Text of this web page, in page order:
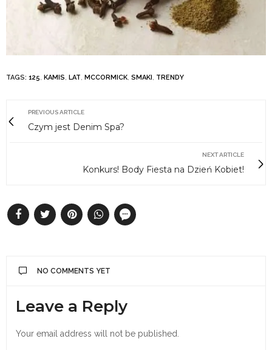
TAGS: 125, KAMIS, LAT, MCCORMICK, SMAKI , TRENDY
PREVIOUS ARTICLE
Czym jest Denim Spa?
NEXT ARTICLE
Konkurs! Body Fiesta na Dzień Kobiet!
NO COMMENTS YET
Leave a Reply
Your email address will not be published.